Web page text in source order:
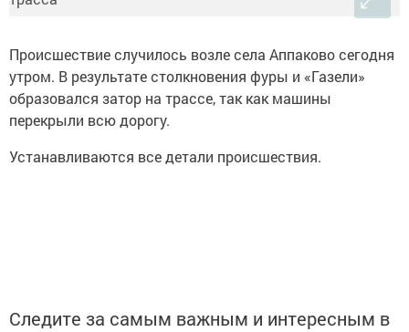
Происшествие случилось возле села Аппаково сегодня
утром. В результате столкновения фуры и «Газели»
образовался затор на трассе, так как машины
перекрыли всю дорогу.
Устанавливаются все детали происшествия.
Следите за самым важным и интересным в